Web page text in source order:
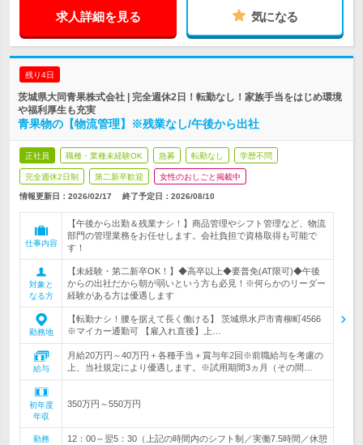
求人詳細を見る 気になる
残り4日
茨城県大同青果株式会社 | 完全週休2日！転勤なし！家族手当をはじめ環境
や福利厚生も充実
青果物の【物流管理】※残業なし/午後から出社
正社員 職種・業種未経験OK 急募 転勤なし 学歴不問
完全週休2日制 第二新卒歓迎 女性のおしごと掲載中
情報更新日：2026/02/17 終了予定日： 2026/08/10
仕事内容
【午後から出勤＆残業ナシ！】商品管理やシフト管理など、物流
部門の管理業務をお任せします。会社負担で資格取得も可能で
す！
対象と
なる方
【未経験・第二新卒OK！】◆高卒以上◆要普免(AT限可)◆午後
からの出社だから朝が弱いという方も必見！※何らかのリーダー
経験がある方は優遇します
勤務地
【転勤ナシ！腰を据えて長く働ける】 茨城県水戸市青柳町4566
※マイカー通勤可 【雇入れ直後】上…
給与
月給20万円～40万円＋各種手当＋賞与年2回※前職給与を考慮の
上、当社規定により優遇します。※試用期間3ヵ月（その間…
初年度
年収
350万円～550万円
勤務
12：00～翌5：30（上記の時間内のシフト制／実働7.5時間／休憩